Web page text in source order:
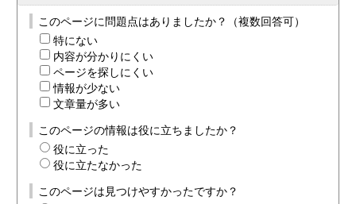
このページに問題点はありましたか？（複数回答可）
特にない
内容が分かりにくい
ページを探しにくい
情報が少ない
文章量が多い
このページの情報は役に立ちましたか？
役に立った
役に立たなかった
このページは見つけやすかったですか？